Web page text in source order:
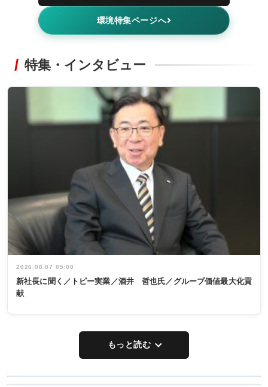
環境特集ページへ
特集・インタビュー
2026.08.07 05:00
新社長に聞く／トピー実業／酒井 哲也氏／グループ価値最大化貢
献
もっと読む